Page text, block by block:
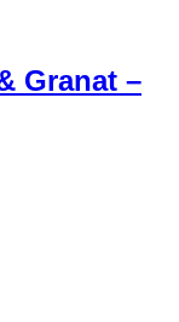
Granat –